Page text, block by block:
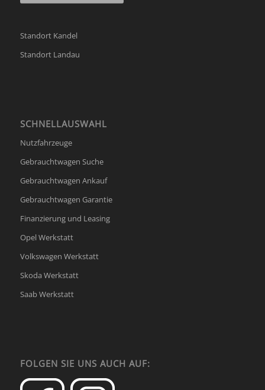
Standort Kandel
Standort Landau
SCHNELLAUSWAHL
Nutzfahrzeuge
Gebrauchtwagen Suche
Gebrauchtwagen Ankauf
Gebrauchtwagen Garantie
Finanzierung und Leasing
Opel Werkstatt
Volkswagen Werkstatt
Skoda Werkstatt
Saab Werkstatt
FOLGEN SIE UNS AUCH AUF: